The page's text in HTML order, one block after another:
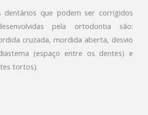
dentários que podem ser corrigidos
pela ortodontia são:
cruzada, mordida aberta, desvio
(espaço entre os dentes) e
tortos).